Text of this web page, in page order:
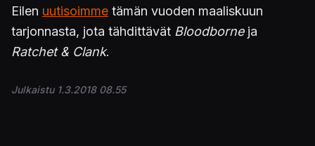
Eilen uutisoimme tämän vuoden maaliskuun
tarjonnasta, jota tähdittävät Bloodborneja
Ratchet & Clank.
Julkaistu 1.3.2018 08.55